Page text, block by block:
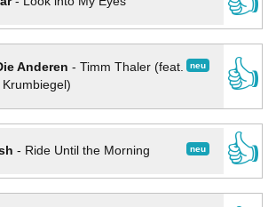
neu
Anderen - Timm Thaler (feat.
👍
neu
- Ride Until the Morning
👍